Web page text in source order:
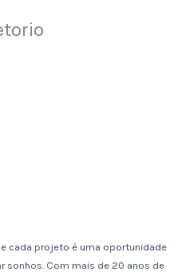
cada projeto é uma oportunidade
sonhos. Com mais de 20 anos de